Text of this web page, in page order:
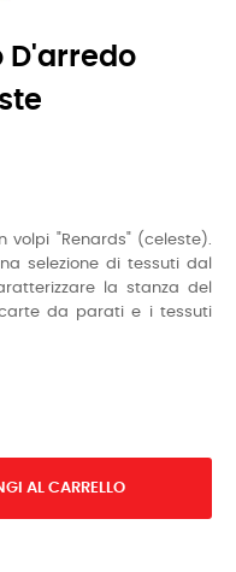
D'arredo
volpi "Renards" (celeste).
selezione di tessuti dal
la stanza del
da parati e i tessuti
AL CARRELLO